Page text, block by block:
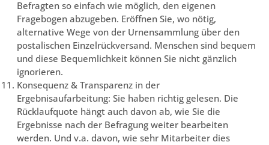
Befragten so einfach wie möglich, den eigenen
Fragebogen abzugeben. Eröffnen Sie, wo nötig,
alternative Wege von der Urnensammlung über den
postalischen Einzelrückversand. Menschen sind bequem
und diese Bequemlichkeit können Sie nicht gänzlich
ignorieren.
Konsequenz & Transparenz in der
Ergebnisaufarbeitung: Sie haben richtig gelesen. Die
Rücklaufquote hängt auch davon ab, wie Sie die
Ergebnisse nach der Befragung weiter bearbeiten
werden. Und v.a. davon, wie sehr Mitarbeiter dies